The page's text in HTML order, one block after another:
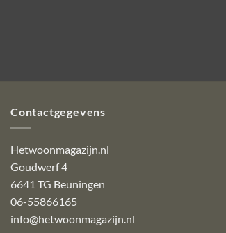
Contactgegevens
Hetwoonmagazijn.nl
Goudwerf 4
6641 TG Beuningen
06-55866165
info@hetwoonmagazijn.nl